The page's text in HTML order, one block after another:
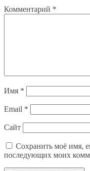
Комментарий *
Имя *
Email *
Сайт
Сохранить моё имя,
последующих моих